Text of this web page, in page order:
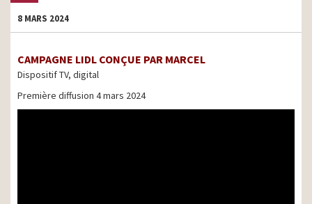
8 MARS 2024
CAMPAGNE LIDL CONÇUE PAR MARCEL
Dispositif TV, digital
Première diffusion 4 mars 2024